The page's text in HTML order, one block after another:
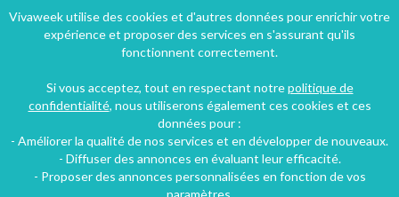
Vivaweek utilise des cookies et d'autres données pour enrichir votre
expérience et proposer des services en s'assurant qu'ils
fonctionnent correctement.
Si vous acceptez, tout en respectant notrepolitique de
confidentialité, nous utiliserons également ces cookies et ces
données pour :
- Améliorer la qualité de nos services et en développer de nouveaux.
- Diffuser des annonces en évaluant leur efficacité.
- Proposer des annonces personnalisées en fonction de vos
paramètres.